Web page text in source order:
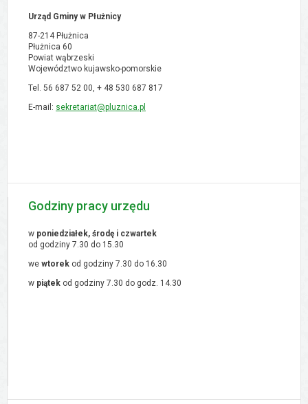
Urząd Gminy w Płużnicy
87-214 Płużnica
Płużnica 60
Powiat wąbrzeski
Województwo kujawsko-pomorskie
Tel. 56 687 52 00, + 48 530 687 817
E-mail: sekretariat@pluznica.pl
Godziny pracy urzędu
w poniedziałek, środę i czwartek
od godziny 7.30 do 15.30
we wtorek od godziny 7.30 do 16.30
w piątek od godziny 7.30 do godz. 14.30